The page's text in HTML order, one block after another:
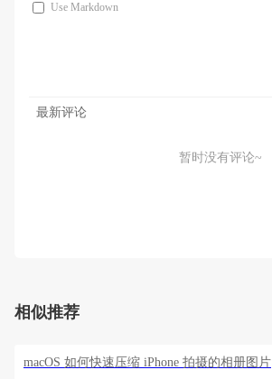
Use Markdown
最新评论
暂时没有评论~
相似推荐
macOS 如何快速压缩 iPhone 拍摄的相册图片